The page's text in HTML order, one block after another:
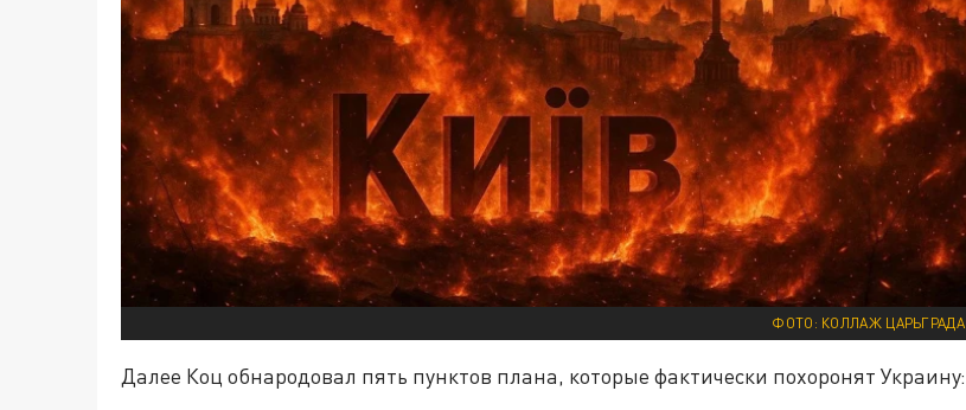
ФОТО: КОЛЛАЖ ЦАРЬГРАДА
Далее Коц обнародовал пять пунктов плана, которые фактически похоронят Украину: